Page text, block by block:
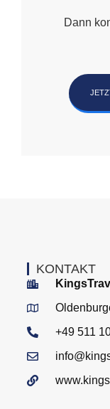
Dann
KONTAKT
+49 511